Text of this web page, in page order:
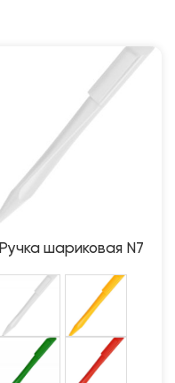
Ручка шариковая N7